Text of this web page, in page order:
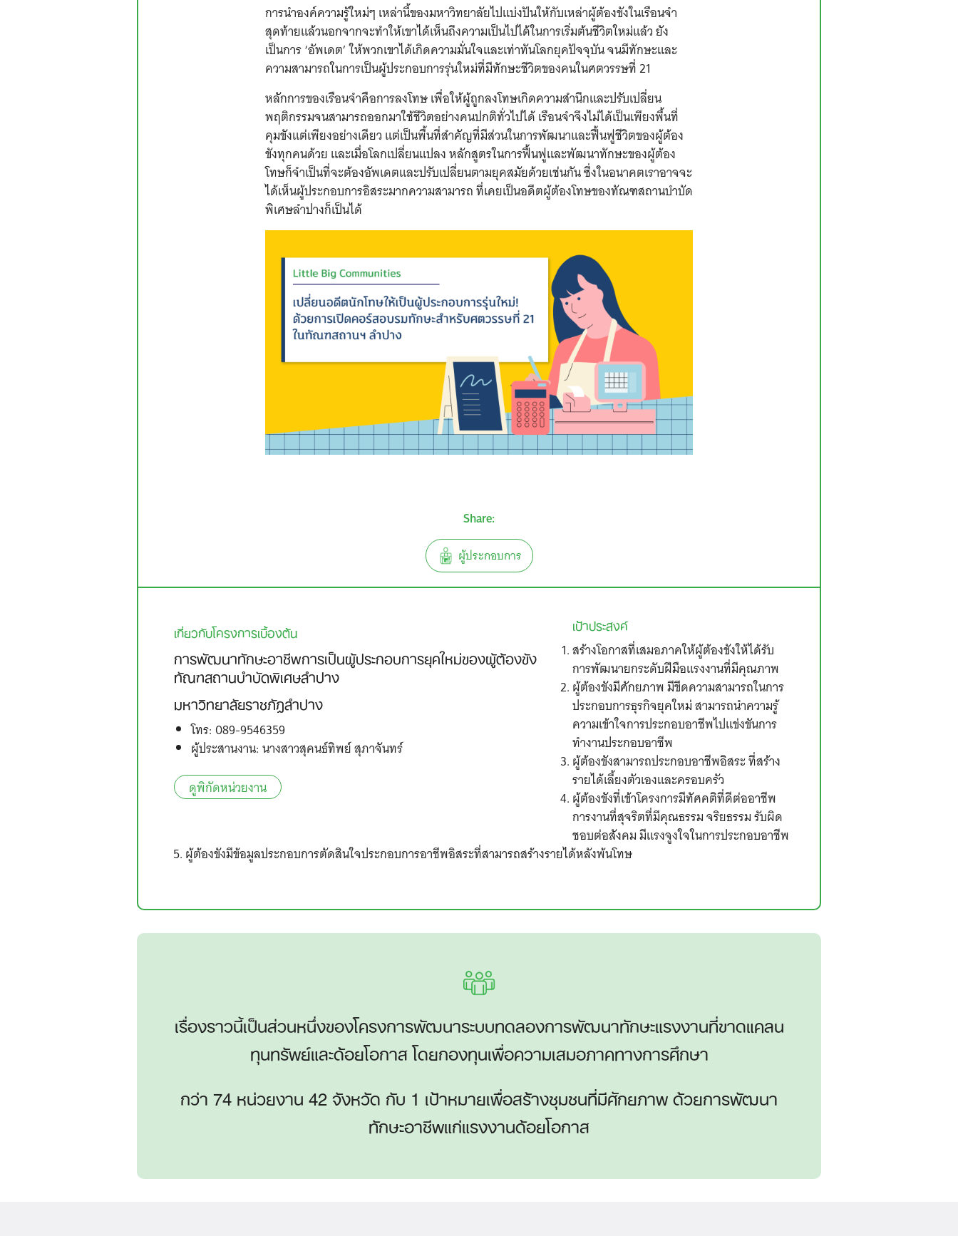
Search
for:
การนำองค์ความรู้ใหม่ๆ เหล่านี้ของมหาวิทยาลัยไปแบ่งปันให้กับเหล่าผู้ต้องขังในเรือนจำ
สุดท้ายแล้วนอกจากจะทำให้เขาได้เห็นถึงความเป็นไปได้ในการเริ่มต้นชีวิตใหม่แล้ว ยัง
เป็นการ ‘อัพเดต’ ให้พวกเขาได้เกิดความมั่นใจและเท่าทันโลกยุคปัจจุบัน จนมีทักษะและ
ความสามารถในการเป็นผู้ประกอบการรุ่นใหม่ที่มีทักษะชีวิตของคนในศตวรรษที่ 21
หลักการของเรือนจำคือการลงโทษ เพื่อให้ผู้ถูกลงโทษเกิดความสำนึกและปรับเปลี่ยน
พฤติกรรมจนสามารถออกมาใช้ชีวิตอย่างคนปกติทั่วไปได้ เรือนจำจึงไม่ได้เป็นเพียงพื้นที่
คุมขังแต่เพียงอย่างเดียว แต่เป็นพื้นที่สำคัญที่มีส่วนในการพัฒนาและฟื้นฟูชีวิตของผู้ต้อง
ขังทุกคนด้วย และเมื่อโลกเปลี่ยนแปลง หลักสูตรในการฟื้นฟูและพัฒนาทักษะของผู้ต้อง
โทษก็จำเป็นที่จะต้องอัพเดตและปรับเปลี่ยนตามยุคสมัยด้วยเช่นกัน ซึ่งในอนาคตเราอาจจะ
ได้เห็นผู้ประกอบการอิสระมากความสามารถ ที่เคยเป็นอดีตผู้ต้องโทษของทัณฑสถานบำบัด
พิเศษลำปางก็เป็นได้
Share:
ผู้ประกอบการ
เกี่ยวกับโครงการเบื้องต้น
การพัฒนาทักษะอาชีพการเป็นผู้ประกอบการยุคใหม่ของผู้ต้องขัง
ทัณฑสถานบำบัดพิเศษลำปาง
มหาวิทยาลัยราชภัฎลำปาง
โทร: 089-9546359
ผู้ประสานงาน: นางสาวสุคนธ์ทิพย์ สุภาจันทร์
ดูพิกัดหน่วยงาน
เป้าประสงค์
สร้างโอกาสที่เสมอภาคให้ผู้ต้องขังให้ได้รับ
การพัฒนายกระดับฝีมือแรงงานที่มีคุณภาพ
ผู้ต้องขังมีศักยภาพ มีขีดความสามารถในการ
ประกอบการธุรกิจยุคใหม่ สามารถนำความรู้
ความเข้าใจการประกอบอาชีพไปแข่งขันการ
ทำงานประกอบอาชีพ
ผู้ต้องขังสามารถประกอบอาชีพอิสระ ที่สร้าง
รายได้เลี้ยงตัวเองและครอบครัว
ผู้ต้องขังที่เข้าโครงการมีทัศคติที่ดีต่ออาชีพ
การงานที่สุจริตที่มีคุณธรรม จริยธรรม รับผิด
ชอบต่อสังคม มีแรงจูงใจในการประกอบอาชีพ
ผู้ต้องขังมีข้อมูลประกอบการตัดสินใจประกอบการอาชีพอิสระที่สามารถสร้างรายได้หลังพ้นโทษ
เรื่องราวนี้เป็นส่วนหนึ่งของโครงการพัฒนาระบบทดลองการพัฒนาทักษะแรงงานที่ขาดแคลน
ทุนทรัพย์และด้อยโอกาส โดยกองทุนเพื่อความเสมอภาคทางการศึกษา
กว่า 74 หน่วยงาน 42 จังหวัด กับ 1 เป้าหมายเพื่อสร้างชุมชนที่มีศักยภาพ ด้วยการพัฒนา
ทักษะอาชีพแก่แรงงานด้อยโอกาส